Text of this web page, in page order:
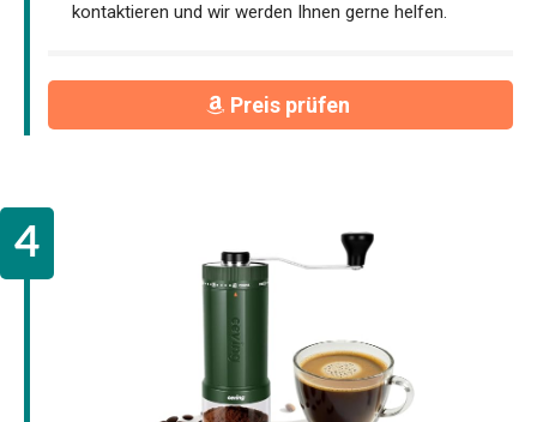
kontaktieren und wir werden Ihnen gerne helfen.
Preis prüfen